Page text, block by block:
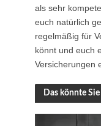
als sehr
euch natürlich
regelmäßig für
könnt und euch
Versicherungen
Das könnte